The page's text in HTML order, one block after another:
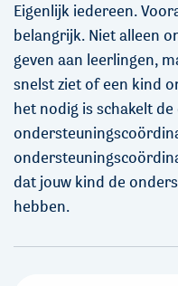
Eigenlijk iedereen.
belangrijk. Niet alleen
geven aan leerlingen,
snelst ziet of een kind
het nodig is schakelt
dat jouw kind de
hebben.